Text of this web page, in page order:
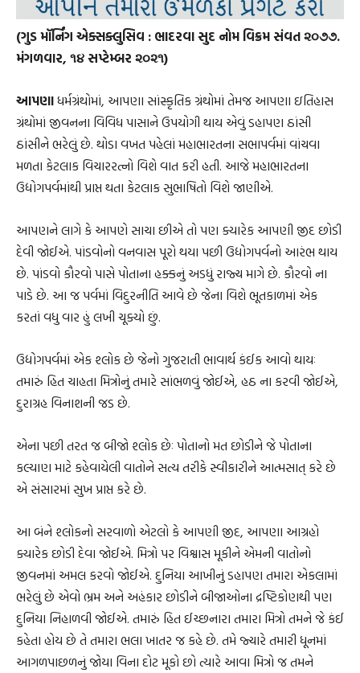
(ગુડ મૉર્નિંગ એક્સક્લુસિવ : ભાદરવા સુદ નોમ વિક્રમ સંવત ૨૦૭૭.
મંગળવાર, ૧૪ સપ્ટેમ્બર ૨૦૨૧)
આપણાધર્મગ્રંથોમાં, આપણા સાંસ્કૃતિક ગ્રંથોમાં તેમજ આપણા ઇતિહાસ
ગ્રંથોમાં જીવનના વિવિધ પાસાને ઉપયોગી થાય એવું ડહાપણ ઠાંસી
ઠાંસીને ભરેલું છે. થોડા વખત પહેલાં મહાભારતના સભાપર્વમાં વાંચવા
મળતા કેટલાક વિચારરત્નો વિશે વાત કરી હતી. આજે મહાભારતના
ઉદ્યોગપર્વમાંથી પ્રાપ્ત થતા કેટલાક સુભાષિતો વિશે જાણીએ.
આપણને લાગે કે આપણે સાચા છીએ તો પણ ક્યારેક આપણી જીદ છોડી
દેવી જોઈએ. પાંડવોનો વનવાસ પૂરો થયા પછી ઉદ્યોગપર્વનો આરંભ થાય
છે. પાંડવો કૌરવો પાસે પોતાના હક્કનું અડધું રાજ્ય માગે છે. કૌરવો ના
પાડે છે. આ જ પર્વમાં વિદુરનીતિ આવે છે જેના વિશે ભૂતકાળમાં એક
કરતાં વધુ વાર હું લખી ચૂક્યો છું.
ઉદ્યોગપર્વમાં એક શ્લોક છે જેનો ગુજરાતી ભાવાર્થ કંઈક આવો થાયઃ
તમારું હિત ચાહતા મિત્રોનું તમારે સાંભળવું જોઈએ, હઠ ના કરવી જોઈએ,
દુરાગ્રહ વિનાશની જડ છે.
એના પછી તરત જ બીજો શ્લોક છેઃ પોતાનો મત છોડીને જે પોતાના
કલ્યાણ માટે કહેવાયેલી વાતોને સત્ય તરીકે સ્વીકારીને આત્મસાત્ કરે છે
એ સંસારમાં સુખ પ્રાપ્ત કરે છે.
આ બંને શ્લોકનો સરવાળો એટલો કે આપણી જીદ, આપણા આગ્રહો
ક્યારેક છોડી દેવા જોઈએ. મિત્રો પર વિશ્વાસ મૂકીને એમની વાતોનો
જીવનમાં અમલ કરવો જોઈએ. દુનિયા આખીનું ડહાપણ તમારા એકલામાં
ભરેલું છે એવો ભ્રમ અને અહંકાર છોડીને બીજાઓના દ્રષ્ટિકોણથી પણ
દુનિયા નિહાળવી જોઈએ. તમારું હિત ઈચ્છનારા તમારા મિત્રો તમને જે કંઈ
કહેતા હોય છે તે તમારા ભલા ખાતર જ કહે છે. તમે જ્યારે તમારી ધૂનમાં
આગળપાછળનું જોયા વિના દોટ મૂકો છો ત્યારે આવા મિત્રો જ તમને